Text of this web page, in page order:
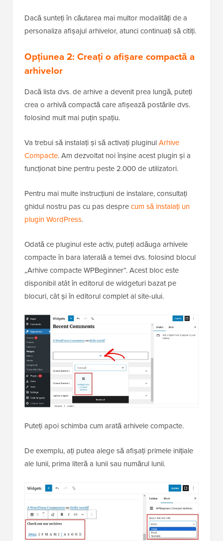
Dacă sunteți în căutarea mai multor modalități de a
personaliza afișajul arhivelor, atunci continuați să citiți.
Opțiunea 2: Creați o afișare compactă a
arhivelor
Dacă lista dvs. de arhive a devenit prea lungă, puteți
crea o arhivă compactă care afișează postările dvs.
folosind mult mai puțin spațiu.
Va trebui să instalați și să activați pluginulArhive
Compacte. Am dezvoltat noi înșine acest plugin și a
funcționat bine pentru peste 2.000 de utilizatori.
Pentru mai multe instrucțiuni de instalare, consultați
ghidul nostru pas cu pas desprecum să instalați un
plugin WordPress.
Odată ce pluginul este activ, puteți adăuga arhivele
compacte în bara laterală a temei dvs. folosind blocul
„Arhive compacte WPBeginner”. Acest bloc este
disponibil atât în editorul de widgeturi bazat pe
blocuri, cât și în editorul complet al site-ului.
Puteți apoi schimba cum arată arhivele compacte.
De exemplu, ați putea alege să afișați primele inițiale
ale lunii, prima literă a lunii sau numărul lunii.